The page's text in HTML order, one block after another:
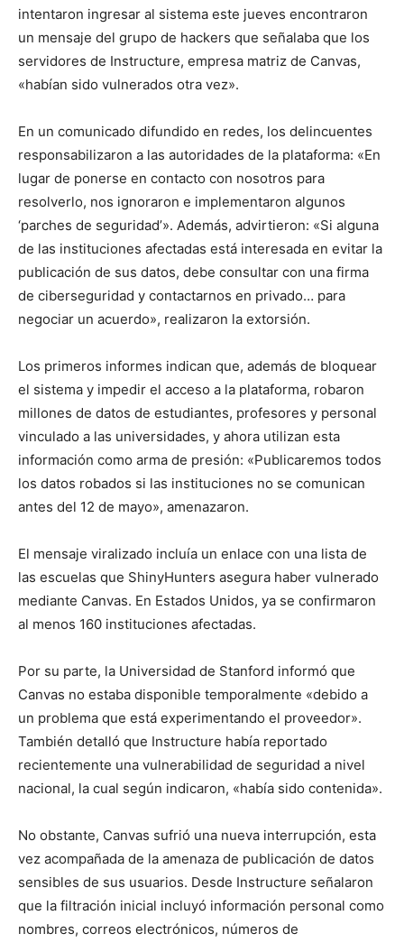
intentaron ingresar al sistema este jueves encontraron
un mensaje del grupo de hackers que señalaba que los
servidores de Instructure, empresa matriz de Canvas,
«habían sido vulnerados otra vez».
En un comunicado difundido en redes, los delincuentes
responsabilizaron a las autoridades de la plataforma: «En
lugar de ponerse en contacto con nosotros para
resolverlo, nos ignoraron e implementaron algunos
‘parches de seguridad’». Además, advirtieron: «Si alguna
de las instituciones afectadas está interesada en evitar la
publicación de sus datos, debe consultar con una firma
de ciberseguridad y contactarnos en privado… para
negociar un acuerdo», realizaron la extorsión.
Los primeros informes indican que, además de bloquear
el sistema y impedir el acceso a la plataforma, robaron
millones de datos de estudiantes, profesores y personal
vinculado a las universidades, y ahora utilizan esta
información como arma de presión: «Publicaremos todos
los datos robados si las instituciones no se comunican
antes del 12 de mayo», amenazaron.
El mensaje viralizado incluía un enlace con una lista de
las escuelas que ShinyHunters asegura haber vulnerado
mediante Canvas. En Estados Unidos, ya se confirmaron
al menos 160 instituciones afectadas.
Por su parte, la Universidad de Stanford informó que
Canvas no estaba disponible temporalmente «debido a
un problema que está experimentando el proveedor».
También detalló que Instructure había reportado
recientemente una vulnerabilidad de seguridad a nivel
nacional, la cual según indicaron, «había sido contenida».
No obstante, Canvas sufrió una nueva interrupción, esta
vez acompañada de la amenaza de publicación de datos
sensibles de sus usuarios. Desde Instructure señalaron
que la filtración inicial incluyó información personal como
nombres, correos electrónicos, números de